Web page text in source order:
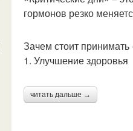
гормонов резко
Зачем стоит принимать
1. Улучшение здоровья
читать дальше →